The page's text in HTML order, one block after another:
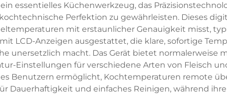
essentielles Küchenwerkzeug, das
Perfektion zu gewährleisten. Dieses
mit erstaunlicher Genauigkeit misst,
LCD-Anzeigen ausgestattet, die klare, sofortige
unersetzlich macht. Das Gerät bietet normalerweise
Einstellungen für verschiedene Arten von Fleisch
Benutzern ermöglicht, Kochtemperaturen remote
Dauerhaftigkeit und einfaches Reinigen, während